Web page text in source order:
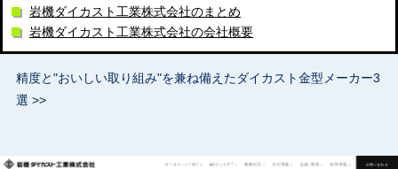
岩機ダイカスト工業株式会社のまとめ
岩機ダイカスト工業株式会社の会社概要
精度と"おいしい取り組み"を兼ね備えたダイカスト金型メーカー3
選 >>